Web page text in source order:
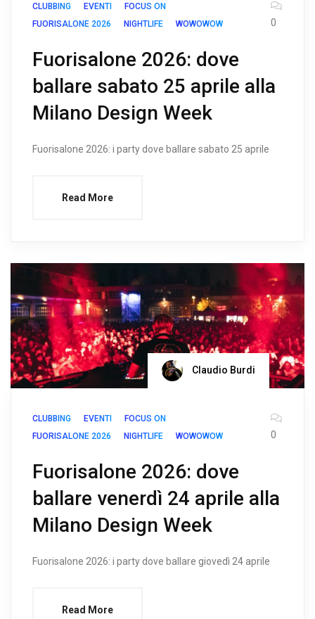
CLUBBING EVENTI
FOCUS ON
FUORISALONE 2026
NIGHTLIFE WOWOWOW 0
Fuorisalone 2026: dove
ballare sabato 25 aprile alla
Milano Design Week
Fuorisalone 2026: i party dove ballare sabato 25 aprile
Read More
Claudio Burdi
CLUBBING EVENTI
FOCUS ON
FUORISALONE 2026
NIGHTLIFE WOWOWOW 0
Fuorisalone 2026: dove
ballare venerdì 24 aprile alla
Milano Design Week
Fuorisalone 2026: i party dove ballare giovedì 24 aprile
Read More